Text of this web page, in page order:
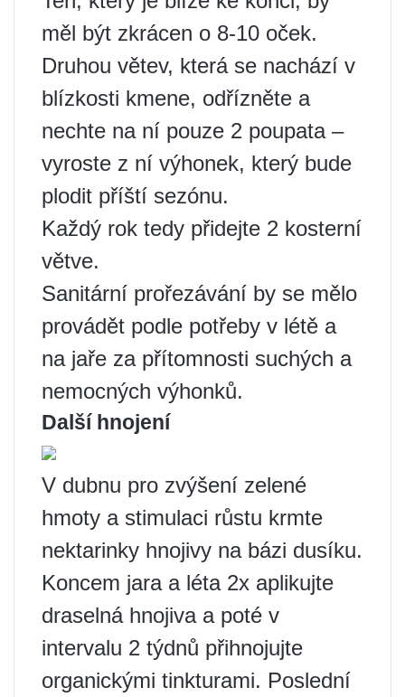
měl být zkrácen o 8-10 oček.
Druhou větev, která se nachází v
blízkosti kmene, odřízněte a
nechte na ní pouze 2 poupata –
vyroste z ní výhonek, který bude
plodit příští sezónu.
Každý rok tedy přidejte 2 kosterní
větve.
Sanitární prořezávání by se mělo
provádět podle potřeby v létě a
na jaře za přítomnosti suchých a
nemocných výhonků.
Další hnojení
V dubnu pro zvýšení zelené
hmoty a stimulaci růstu krmte
nektarinky hnojivy na bázi dusíku.
Koncem jara a léta 2x aplikujte
draselná hnojiva a poté v
intervalu 2 týdnů přihnojujte
organickými tinkturami. Poslední